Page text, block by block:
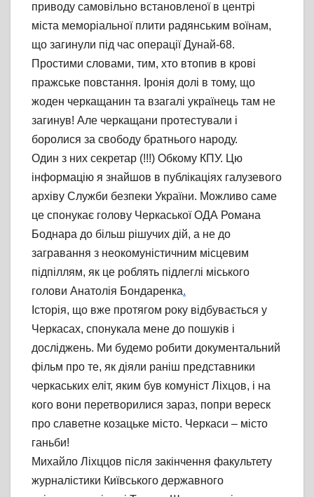
приводу самовільно встановленої в центрі
міста меморіальної плити радянським воїнам,
що загинули під час операції Дунай-68.
Простими словами, тим, хто втопив в крові
пражське повстання. Іронія долі в тому, що
жоден черкащанин та взагалі українець там не
загинув! Але черкащани протестували і
боролися за свободу братнього народу.
Один з них секретар (!!!) Обкому КПУ. Цю
інформацію я знайшов в публікаціях галузевого
архіву Служби безпеки України. Можливо саме
це спонукає голову Черкаської ОДА Романа
Боднара до більш рішучих дій, а не до
загравання з неокомуністичним місцевим
підпіллям, як це роблять підлеглі міського
голови Анатолія Бондаренка.
Історія, що вже протягом року відбувається у
Черкасах, спонукала мене до пошуків і
досліджень. Ми будемо робити документальний
фільм про те, як діяли раніш представники
черкаських еліт, яким був комуніст Ліхцов, і на
кого вони перетворилися зараз, попри вереск
про славетне козацьке місто. Черкаси – місто
ганьби!
Михайло Ліхццов після закінчення факультету
журналістики Київського державного